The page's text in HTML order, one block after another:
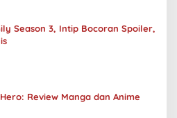
Season 3, Intip Bocoran Spoiler,
Review Manga dan Anime